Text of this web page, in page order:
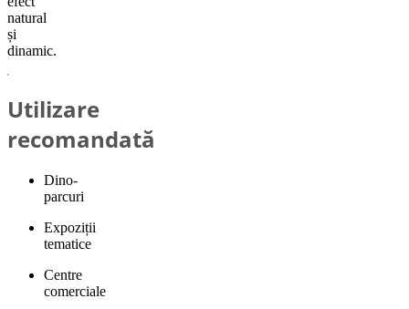
natural
și
dinamic.
Utilizare
recomandată
Dino-
parcuri
Expoziții
tematice
Centre
comerciale